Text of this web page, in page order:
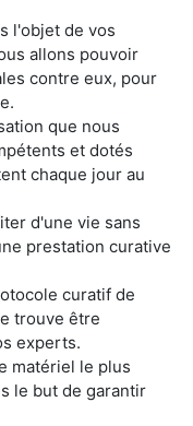
l'objet de vos
allons pouvoir
contre eux, pour
que nous
et dotés
chaque jour au
d'une vie sans
prestation curative
curatif de
trouve être
experts.
matériel le plus
le but de garantir